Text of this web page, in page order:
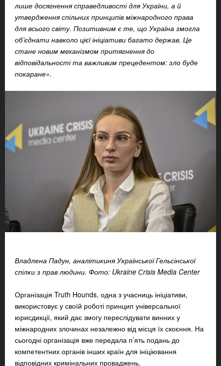
лише досягнення справедливості для України, а й
утвердження спільних принципів міжнародного права
для всього світу. Позитивним є те, що Україна змогла
об’єднати навколо цієї ініціативи багато держав. Це
стане новим механізмом притягнення до
відповідальності та важливим прецедентом: зло буде
покаране».
Владлена Падун, аналітикиня Української Гельсінської
спілки з прав людини. Фото: Ukraine Сrisis Media Center
Організація Truth Hounds, одна з учасниць ініціативи,
використовує у своїй роботі принцип універсальної
юрисдикції, який дає змогу переслідувати винних у
міжнародних злочинах незалежно від місця їх скоєння. На
сьогодні організація вже передала п’ять подань до
компетентних органів інших країн для ініціювання
відповідних кримінальних проваджень.